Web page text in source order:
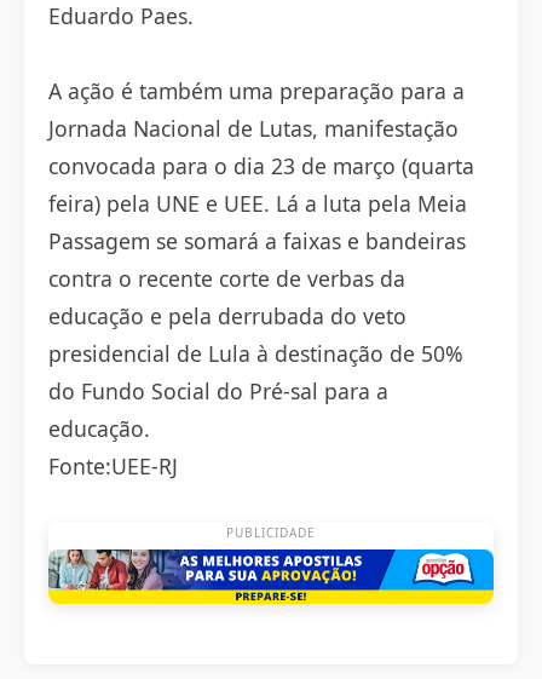
Eduardo Paes.
A ação é também uma preparação para a
Jornada Nacional de Lutas, manifestação
convocada para o dia 23 de março (quarta
feira) pela UNE e UEE. Lá a luta pela Meia
Passagem se somará a faixas e bandeiras
contra o recente corte de verbas da
educação e pela derrubada do veto
presidencial de Lula à destinação de 50%
do Fundo Social do Pré-sal para a
educação.
Fonte:UEE-RJ
PUBLICIDADE